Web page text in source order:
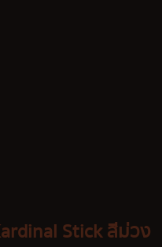
Stick สีม่วง